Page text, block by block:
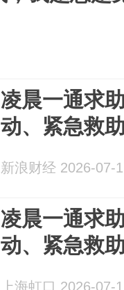
凌晨一通求
动、紧急救
新浪财经 2026-07-
凌晨一通求
动、紧急救
上海虹口 2026-07-